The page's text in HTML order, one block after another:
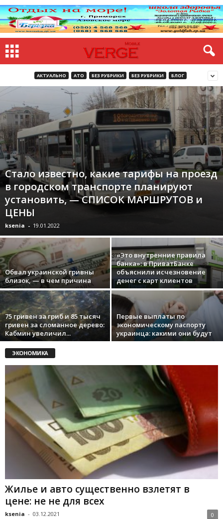
АКТУАЛЬНО АТО БЕЗ РУБРИКИ БЕЗ РУБРИКИ БЛОГ
Стало известно, какие тарифы на проезд
в городском транспорте планируют
установить, — СПИСОК МАРШРУТОВ и
ЦЕНЫ
ksenia - 19.01.2022
Обвал украинской гривны
близок, — в чем причина
«Это внутренние правила
банка»: в ПриватБанке
объяснили исчезновение
денег с карт клиентов
75 гривен за гриб и 85 тысяч
гривен за сломанное дерево:
Кабмин увеличил...
Первые выплаты по
экономическому паспорту
украинца: какими они будут
ЭКОНОМИКА
Жилье и авто существенно взлетят в
цене: не не для всех
ksenia - 03.12.2021 0